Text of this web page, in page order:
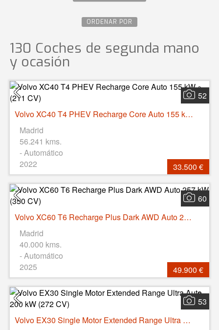
ORDENAR POR
130 Coches de segunda mano
y ocasión
52
Volvo XC40 T4 PHEV Recharge Core Auto 155 kW (211 CV)
Madrid
56.241 kms.
- Automático
2022
33.500 €
60
Volvo XC60 T6 Recharge Plus Dark AWD Auto 257 kW (350 CV)
Madrid
40.000 kms.
- Automático
2025
49.900 €
53
Volvo EX30 Single Motor Extended Range Ultra Auto 200 kW (272 CV)